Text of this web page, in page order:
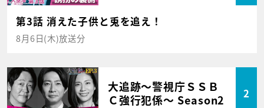
第3話 消えた子供と兎を追え！
8月6日(木)放送分
大追跡～警視庁ＳＳＢ
Ｃ強行犯係～ Season2
2